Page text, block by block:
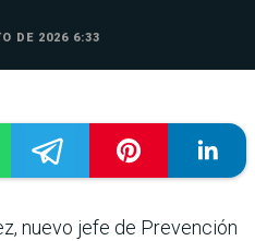
DE 2026 6:33
nuevo jefe de Prevención